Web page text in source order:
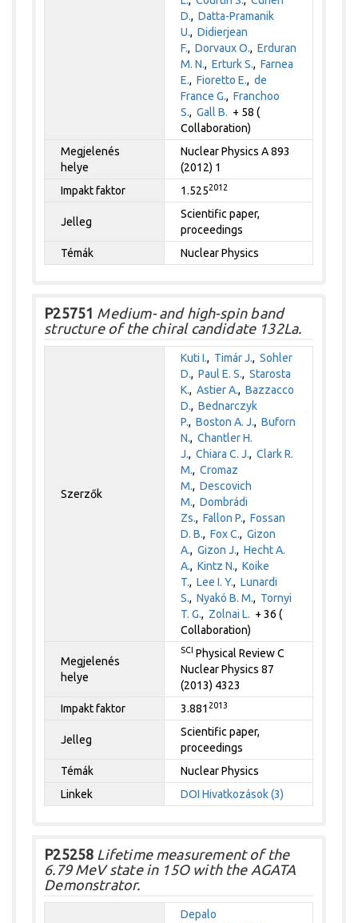
D.,Datta-Pramanik
U.,Didierjean
F.,Dorvaux O.,Erduran
M. N.,Erturk S.,Farnea
E.,Fioretto E.,de
France G.,Franchoo
S.,Gall B. + 58 (
Collaboration)
Megjelenés
helye
Nuclear Physics A 893
(2012) 1
Impakt faktor
1.5252012
Jelleg
Scientific paper,
proceedings
Témák
Nuclear Physics
P25751 Medium- and high-spin band
structure of the chiral candidate 132La.
Szerzők
Kuti I., Timár J.,Sohler
D.,Paul E. S.,Starosta
K.,Astier A.,Bazzacco
D.,Bednarczyk
P.,Boston A. J.,Buforn
N.,Chantler H.
J.,Chiara C. J.,Clark R.
M.,Cromaz
M.,Descovich
M.,Dombrádi
Zs.,Fallon P.,Fossan
D. B.,Fox C.,Gizon
A.,Gizon J.,Hecht A.
A.,Kintz N.,Koike
T.,Lee I. Y.,Lunardi
S.,Nyakó B. M., Tornyi
T. G., Zolnai L. + 36 (
Collaboration)
Megjelenés
helye
SCI Physical Review C
Nuclear Physics 87
(2013) 4323
Impakt faktor
3.881 2013
Jelleg
Scientific paper,
proceedings
Témák
Nuclear Physics
Linkek
DOI Hivatkozások (3)
P25258 Lifetime measurement of the
6.79 MeV state in 15O with the AGATA
Demonstrator.
Depalo